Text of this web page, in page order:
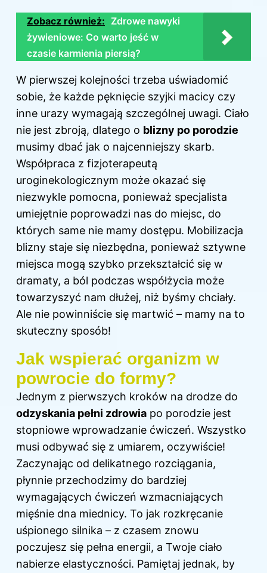
Zobacz również: Zdrowe nawyki
żywieniowe: Co warto jeść w
czasie karmienia piersią?
W pierwszej kolejności trzeba uświadomić
sobie, że każde pęknięcie szyjki macicy czy
inne urazy wymagają szczególnej uwagi. Ciało
nie jest zbroją, dlatego o blizny po porodzie
musimy dbać jak o najcenniejszy skarb.
Współpraca z fizjoterapeutą
uroginekologicznym może okazać się
niezwykle pomocna, ponieważ specjalista
umiejętnie poprowadzi nas do miejsc, do
których same nie mamy dostępu. Mobilizacja
blizny staje się niezbędna, ponieważ sztywne
miejsca mogą szybko przekształcić się w
dramaty, a ból podczas współżycia może
towarzyszyć nam dłużej, niż byśmy chciały.
Ale nie powinniście się martwić – mamy na to
skuteczny sposób!
Jak wspierać organizm w
powrocie do formy?
Jednym z pierwszych kroków na drodze do
odzyskania pełni zdrowia po porodzie jest
stopniowe wprowadzanie ćwiczeń. Wszystko
musi odbywać się z umiarem, oczywiście!
Zaczynając od delikatnego rozciągania,
płynnie przechodzimy do bardziej
wymagających ćwiczeń wzmacniających
mięśnie dna miednicy. To jak rozkręcanie
uśpionego silnika – z czasem znowu
poczujesz się pełna energii, a Twoje ciało
nabierze elastyczności. Pamiętaj jednak, by